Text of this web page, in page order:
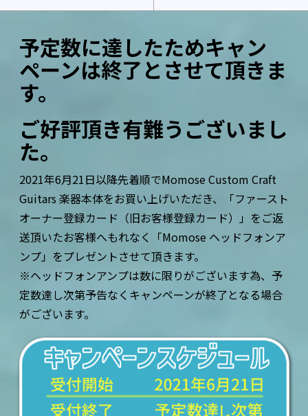
予定数に達したためキャン
ペーンは終了とさせて頂きま
す。
ご好評頂き有難うございまし
た。
2021年6月21日以降先着順でMomose Custom Craft
Guitars 楽器本体をお買い上げいただき、「ファースト
オーナー登録カード（旧お客様登録カード）」をご返
送頂いたお客様へもれなく「Momose ヘッドフォンア
ンプ」をプレゼントさせて頂きます。
※ヘッドフォンアンプは数に限りがございます為、予
定数達し次第予告なくキャンペーンが終了となる場合
がございます。